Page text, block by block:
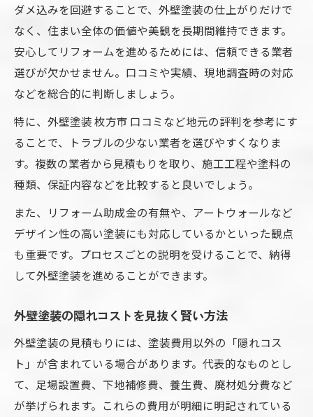
ダメ込みを回避することで、外壁塗装の仕上がりだけで
なく、住まい全体の価値や美観を長期間維持できます。
安心してリフォームを進めるためには、信頼できる業者
選びが欠かせません。口コミや実績、現地調査時の対応
などを総合的に判断しましょう。
特に、外壁塗装 枚方市 口コミなど地元の評判を参考にす
ることで、トラブルの少ない業者を選びやすくなりま
す。複数の業者から見積もりを取り、施工工程や塗料の
種類、保証内容などを比較すると良いでしょう。
また、リフォーム助成金の有無や、アートウォールなど
デザイン性の高い塗装にも対応しているかといった観点
も重要です。プロセスごとの説明を受けることで、納得
して外壁塗装を進めることができます。
外壁塗装の隠れコストを見抜く賢い方法
外壁塗装の見積もりには、塗装費用以外の「隠れコス
ト」が含まれている場合があります。代表的なものとし
て、足場設置費、下地補修費、養生費、廃材処分費など
が挙げられます。これらの費用が明細に明記されている